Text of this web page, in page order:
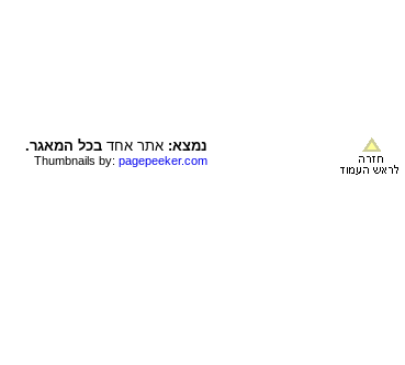
נמצא: אתר אחד בכל המאגר.
Thumbnails by: pagepeeker.com